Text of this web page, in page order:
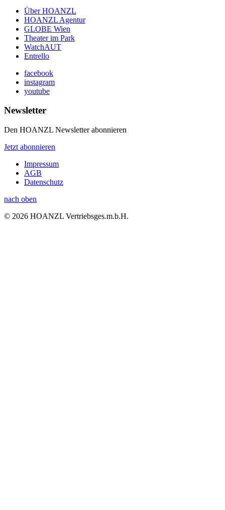
Über HOANZL
HOANZL Agentur
GLOBE Wien
Theater im Park
WatchAUT
Entrello
facebook
instagram
youtube
Newsletter
Den HOANZL Newsletter abonnieren
Jetzt abonnieren
Impressum
AGB
Datenschutz
nach oben
© 2026 HOANZL Vertriebsges.m.b.H.